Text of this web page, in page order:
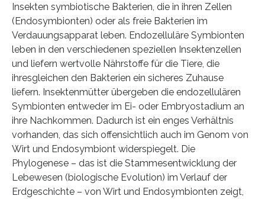
Insekten symbiotische Bakterien, die in ihren Zellen
(Endosymbionten) oder als freie Bakterien im
Verdauungsapparat leben. Endozelluläre Symbionten
leben in den verschiedenen speziellen Insektenzellen
und liefern wertvolle Nährstoffe für die Tiere, die
ihresgleichen den Bakterien ein sicheres Zuhause
liefern. Insektenmütter übergeben die endozellulären
Symbionten entweder im Ei- oder Embryostadium an
ihre Nachkommen. Dadurch ist ein enges Verhältnis
vorhanden, das sich offensichtlich auch im Genom von
Wirt und Endosymbiont widerspiegelt. Die
Phylogenese – das ist die Stammesentwicklung der
Lebewesen (biologische Evolution) im Verlauf der
Erdgeschichte – von Wirt und Endosymbionten zeigt,